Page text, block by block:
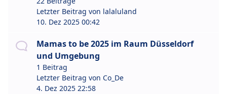
Letzter Beitrag von lalaluland
10. Dez 2025 00:42
Mamas to be 2025 im Raum Düsseldorf
und Umgebung
1 Beitrag
Letzter Beitrag von Co_De
4. Dez 2025 22:58